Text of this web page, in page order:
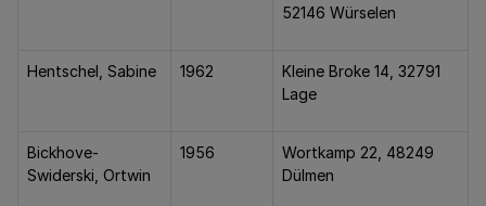
52146 Würselen
Hentschel, Sabine 1962
Kleine Broke 14, 32791
Lage
Bickhove-
Swiderski, Ortwin
1956
Wortkamp 22, 48249
Dülmen